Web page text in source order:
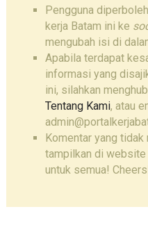
Pengguna
kerja Batam ini ke
mengubah isi di
Apabila terdapat
informasi yang
ini, silahkan
Tentang Kami, atau
Komentar yang
tampilkan di website
untuk semua!